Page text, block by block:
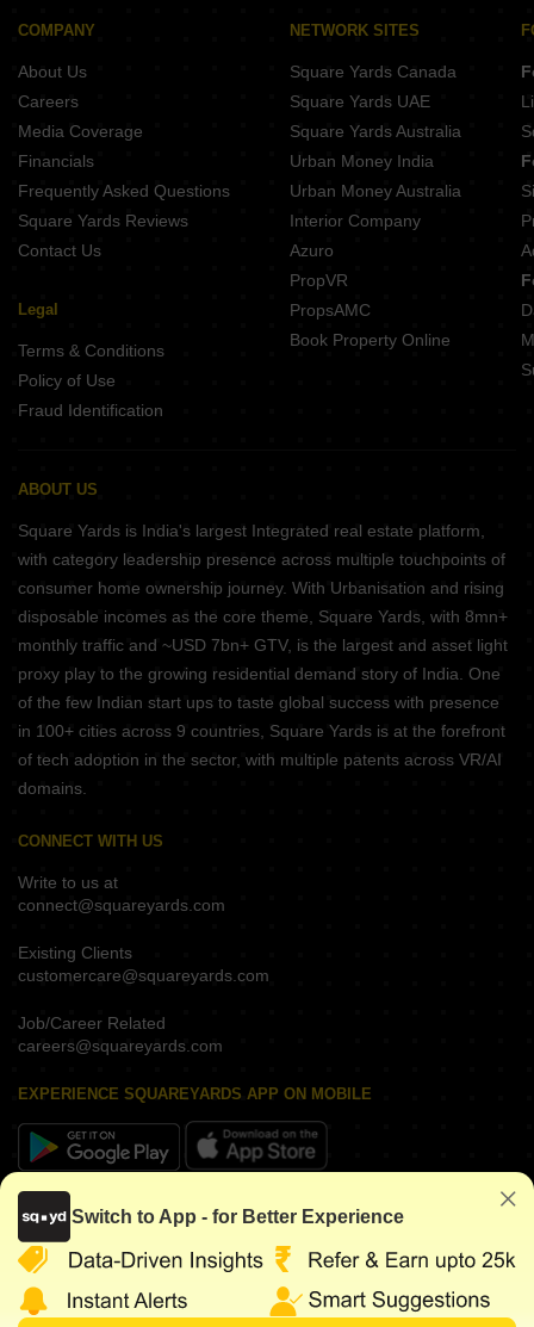
COMPANY
About Us
Careers
Media Coverage
Financials
Frequently Asked Questions
Square Yards Reviews
Contact Us
Legal
Terms & Conditions
Policy of Use
Fraud Identification
NETWORK SITES
Square Yards Canada
Square Yards UAE
Square Yards Australia
Urban Money India
Urban Money Australia
Interior Company
Azuro
PropVR
PropsAMC
Book Property Online
ABOUT US
Square Yards is India's largest Integrated real estate platform,
with category leadership presence across multiple touchpoints of
consumer home ownership journey. With Urbanisation and rising
disposable incomes as the core theme, Square Yards, with 8mn+
monthly traffic and ~USD 7bn+ GTV, is the largest and asset light
proxy play to the growing residential demand story of India. One
of the few Indian start ups to taste global success with presence
in 100+ cities across 9 countries, Square Yards is at the forefront
of tech adoption in the sector, with multiple patents across VR/AI
domains.
CONNECT WITH US
Write to us at
connect@squareyards.com
Existing Clients
customercare@squareyards.com
Job/Career Related
careers@squareyards.com
EXPERIENCE SQUAREYARDS APP ON MOBILE
KEEP IN TOUCH
Switch to App - for Better Experience